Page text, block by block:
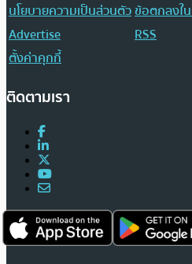
นโยบายความเป็นส่วนตัวข้อตกลงใ
Advertise
RSS
ตั้งค่าคุกกี้
ติดตามเรา